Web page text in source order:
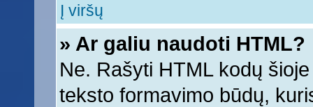
Į viršų
» Ar galiu naudoti HTML?
Ne. Rašyti HTML kodų
teksto formavimo būdų,